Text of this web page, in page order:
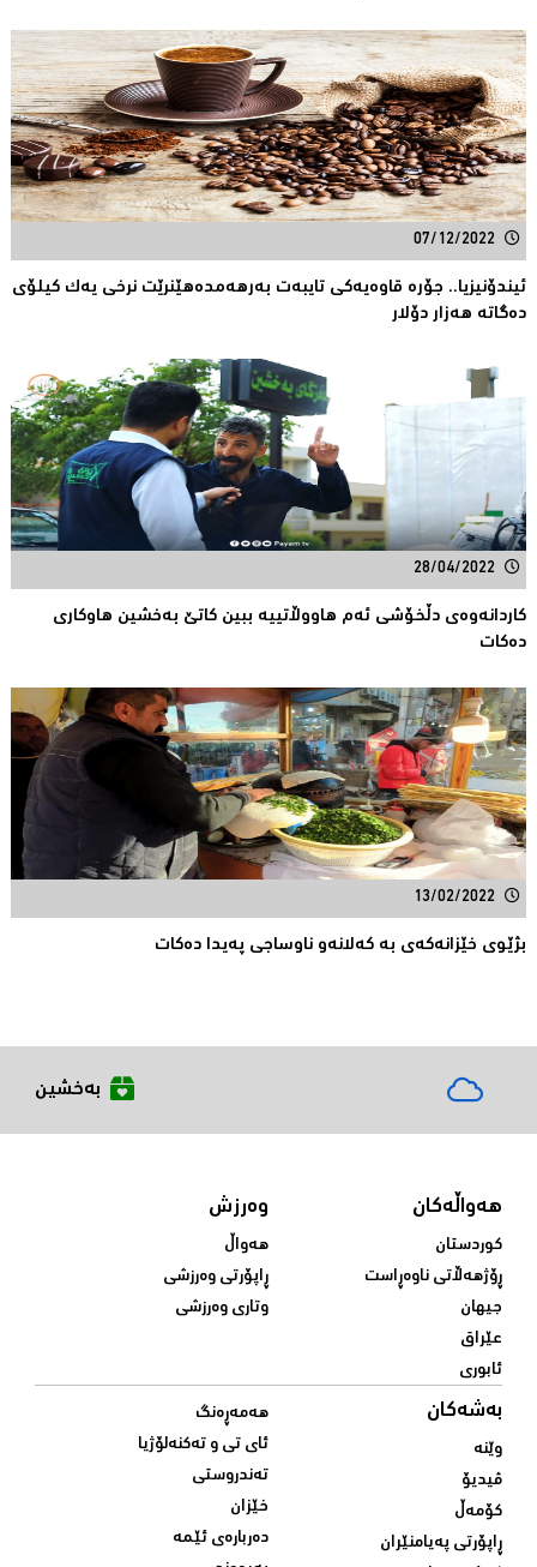
07/12/2022
ئیندۆنیزیا.. جۆره‌ قاوه‌یه‌كی تایبه‌ت به‌رهه‌مدەهێنرێت نرخی یه‌ك كیلۆی
ده‌گاته‌ هه‌زار دۆلار
28/04/2022
کاردانەوەی دڵخۆشی ئەم هاووڵاتییە ببین کاتێ بەخشین هاوکاری
دەکات
13/02/2022
بژێوی خێزانەکەی بە کەلانەو ناوساجی پەیدا دەکات
بەخشین
هەواڵەکان
کوردستان
ڕۆژهەڵاتی ناوەڕاست
جیهان
عێراق
ئابوری
وەرزش
هەواڵ
ڕاپۆرتی وەرزشی
وتاری وەرزشی
بەشەکان
وێنە
ڤیدیۆ
کۆمەڵ
ڕاپۆرتی پەیامنێران
هەمەڕەنگ
ئای تی و تەکنەلۆژیا
تەندروستی
خێزان
دەربارەی ئێمە